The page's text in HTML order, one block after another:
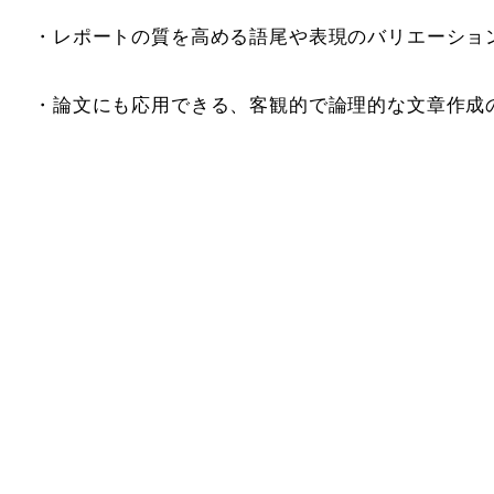
・レポートの質を高める語尾や表現のバリエーショ
・論文にも応用できる、客観的で論理的な文章作成